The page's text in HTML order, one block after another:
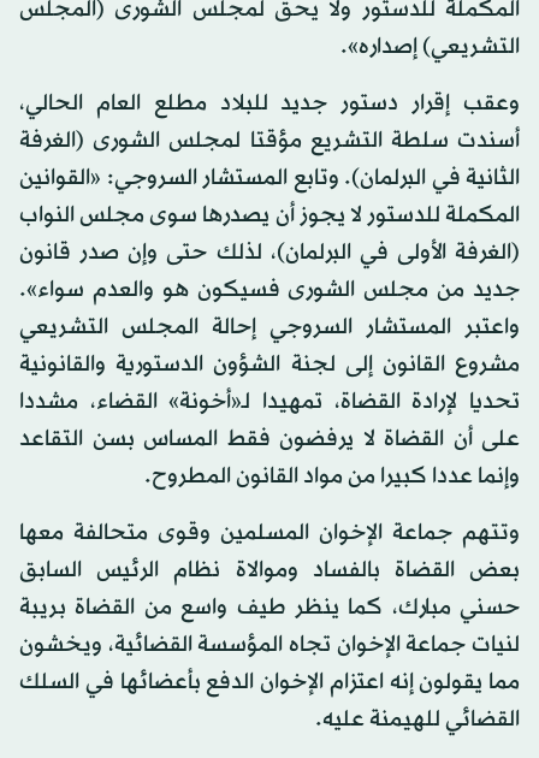
المكملة للدستور ولا يحق لمجلس الشورى (المجلس
التشريعي) إصداره».
وعقب إقرار دستور جديد للبلاد مطلع العام الحالي،
أسندت سلطة التشريع مؤقتا لمجلس الشورى (الغرفة
الثانية في البرلمان). وتابع المستشار السروجي: «القوانين
المكملة للدستور لا يجوز أن يصدرها سوى مجلس النواب
(الغرفة الأولى في البرلمان)، لذلك حتى وإن صدر قانون
جديد من مجلس الشورى فسيكون هو والعدم سواء».
واعتبر المستشار السروجي إحالة المجلس التشريعي
مشروع القانون إلى لجنة الشؤون الدستورية والقانونية
تحديا لإرادة القضاة، تمهيدا لـ«أخونة» القضاء، مشددا
على أن القضاة لا يرفضون فقط المساس بسن التقاعد
وإنما عددا كبيرا من مواد القانون المطروح.
وتتهم جماعة الإخوان المسلمين وقوى متحالفة معها
بعض القضاة بالفساد وموالاة نظام الرئيس السابق
حسني مبارك، كما ينظر طيف واسع من القضاة بريبة
لنيات جماعة الإخوان تجاه المؤسسة القضائية، ويخشون
مما يقولون إنه اعتزام الإخوان الدفع بأعضائها في السلك
القضائي للهيمنة عليه.